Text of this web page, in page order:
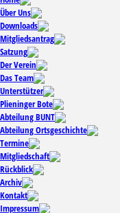
Über Uns
Downloads
Mitgliedsantrag
Satzung
Der Verein
Das Team
Unterstützer
Plieninger Bote
Abteilung BUNT
Abteilung Ortsgeschichte
Termine
Mitgliedschaft
Rückblick
Archiv
Kontakt
Impressum